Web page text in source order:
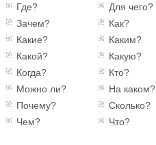
Где? Для чего?
Зачем?
Как?
Какие?
Каким?
Какой?
Какую?
Когда?
Кто?
Можно ли?
На каком?
Почему?
Сколько?
Чем?
Что?